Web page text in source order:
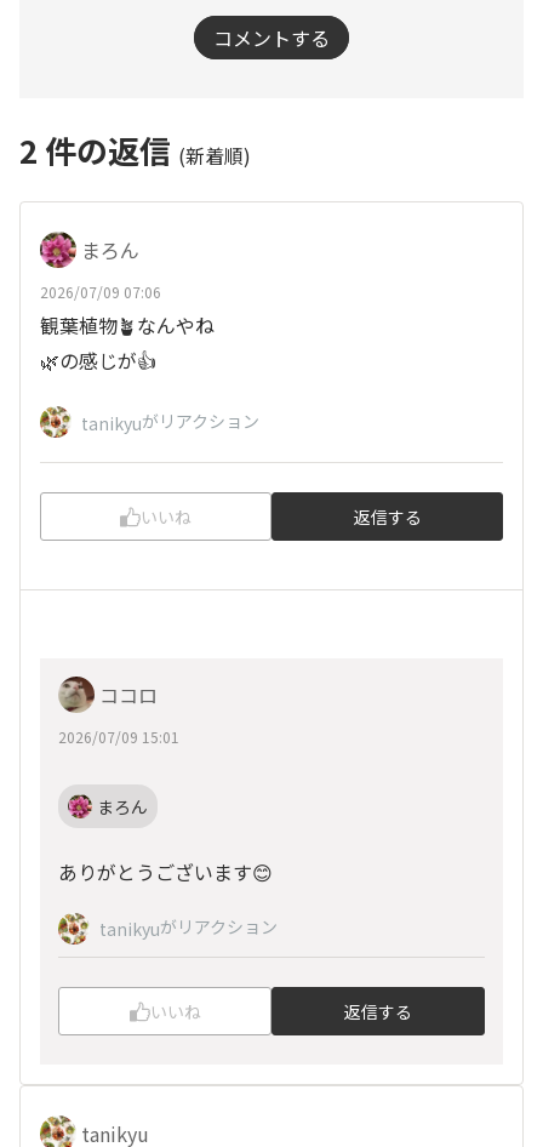
コメントする
2 件の返信 (新着順)
まろん
2026/07/09 07:06
観葉植物🪴なんやね
🌿の感じが👍
tanikyuがリアクション
いいね 返信する
ココロ
2026/07/09 15:01
まろん
ありがとうございます😊
tanikyuがリアクション
いいね 返信する
tanikyu